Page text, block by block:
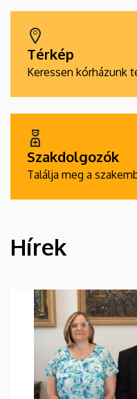
Térkép
Keressen kórházunk
Szakdolgozók
Találja meg a
HÍREK
Hírek